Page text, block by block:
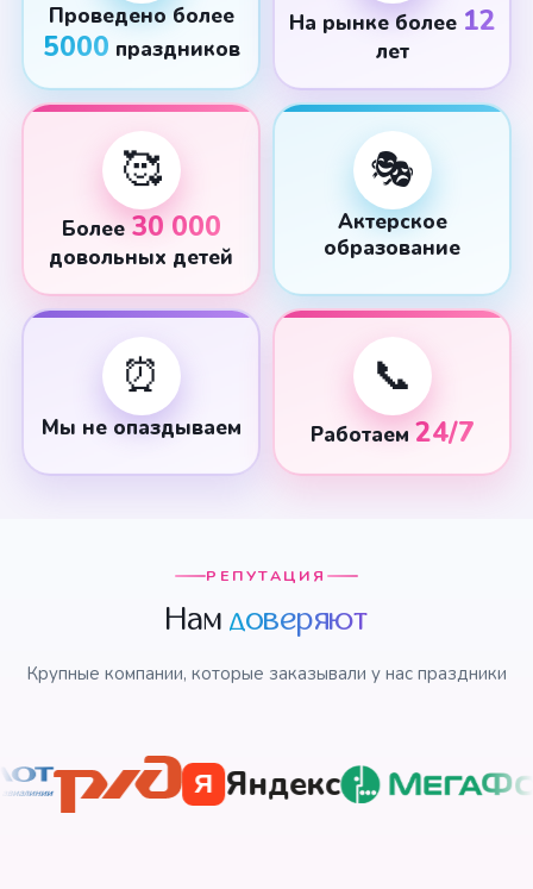
Проведено более
5000 праздников
На рынке более 12
лет
🥰
Более30 000
довольных детей
🎭
Актерское
образование
⏰
Мы не опаздываем
📞
Работаем 24/7
РЕПУТАЦИЯ
Намдоверяют
Крупные компании, которые заказывали у нас праздники
Я Яндекс